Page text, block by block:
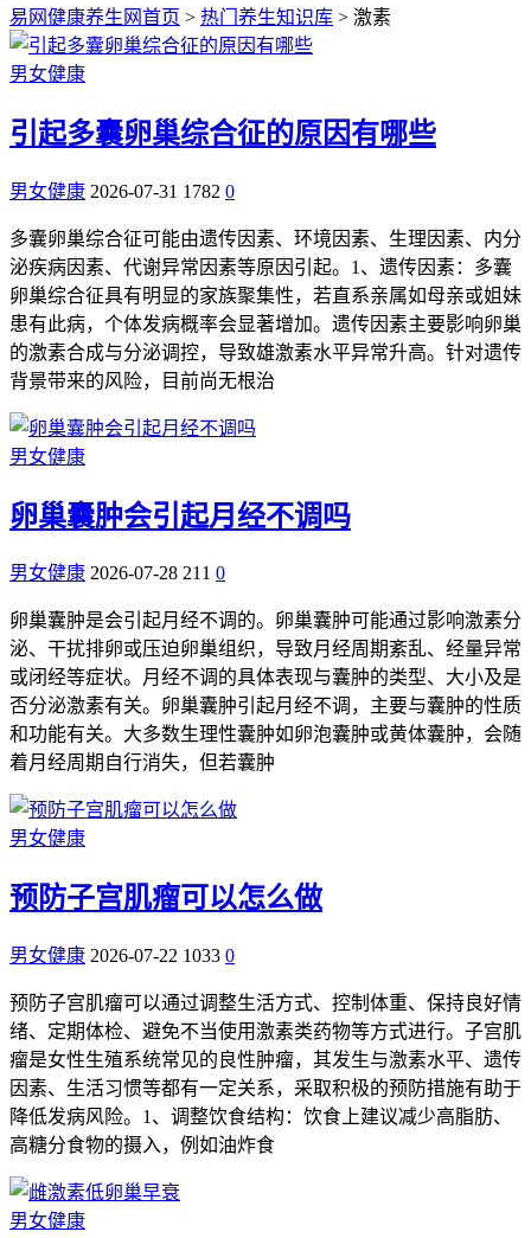
易网健康养生网首页 > 热门养生知识库 > 激素
男女健康
引起多囊卵巢综合征的原因有哪些
男女健康 2026-07-31 1782 0
多囊卵巢综合征可能由遗传因素、环境因素、生理因素、内分
泌疾病因素、代谢异常因素等原因引起。1、遗传因素：多囊
卵巢综合征具有明显的家族聚集性，若直系亲属如母亲或姐妹
患有此病，个体发病概率会显著增加。遗传因素主要影响卵巢
的激素合成与分泌调控，导致雄激素水平异常升高。针对遗传
背景带来的风险，目前尚无根治
男女健康
卵巢囊肿会引起月经不调吗
男女健康 2026-07-28 211 0
卵巢囊肿是会引起月经不调的。卵巢囊肿可能通过影响激素分
泌、干扰排卵或压迫卵巢组织，导致月经周期紊乱、经量异常
或闭经等症状。月经不调的具体表现与囊肿的类型、大小及是
否分泌激素有关。卵巢囊肿引起月经不调，主要与囊肿的性质
和功能有关。大多数生理性囊肿如卵泡囊肿或黄体囊肿，会随
着月经周期自行消失，但若囊肿
男女健康
预防子宫肌瘤可以怎么做
男女健康 2026-07-22 1033 0
预防子宫肌瘤可以通过调整生活方式、控制体重、保持良好情
绪、定期体检、避免不当使用激素类药物等方式进行。子宫肌
瘤是女性生殖系统常见的良性肿瘤，其发生与激素水平、遗传
因素、生活习惯等都有一定关系，采取积极的预防措施有助于
降低发病风险。1、调整饮食结构：饮食上建议减少高脂肪、
高糖分食物的摄入，例如油炸食
男女健康